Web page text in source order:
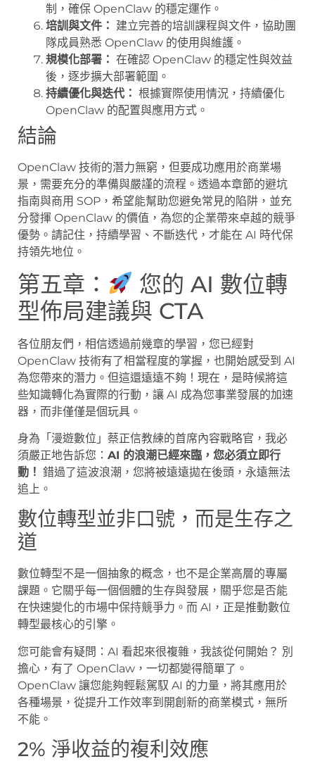
制，確保 OpenClaw 的穩定運作。
培訓與文件： 建立完善的培訓課程與文件，協助團
隊成員熟悉 OpenClaw 的使用與維護。
規模化部署： 在確認 OpenClaw 的穩定性與效益
後，逐步擴大部署範圍。
持續優化與迭代： 根據實際使用情況，持續優化
OpenClaw 的配置與應用方式。
結論
OpenClaw 技術的潛力無窮，但要成功應用於商業場
景，需要充分的準備與嚴謹的流程。透過本章節的避坑
指南與商用 SOP，希望能幫助您避免常見的陷阱，並充
分發揮 OpenClaw 的價值，為您的企業帶來卓越的競爭
優勢。請記住，持續學習、不斷迭代，才能在 AI 時代保
持領先地位。
第五章：
您的 AI 數位轉
型佈局建議與 CTA
各位朋友們，相信透過前幾章的學習，您已經對
OpenClaw 技術有了相當程度的掌握，也開始感受到 AI
為您帶來的潛力。但這還遠遠不夠！現在，是時候將這
些知識轉化為實際的行動，讓 AI 成為您事業發展的加速
器，而非僅僅是個玩具。
身為「漫遊數位」蔡正信教練的首席內容戰略官，我必
須嚴正地告訴您： AI 的浪潮已經來臨，您必須立即行
動！ 錯過了這波浪潮，您將被遠遠拋在後頭，永遠無法
追上。
數位轉型並非口號，而是生存之
道
數位轉型不是一個抽象的概念，也不是企業高層的專屬
課題。它關乎每一個個體的生存與發展，關乎您是否能
在快速變化的市場中保持競爭力。而 AI，正是推動數位
轉型最核心的引擎。
您可能會有疑問：AI 看起來很複雜，我該從何開始？ 別
擔心，有了 OpenClaw，一切都變得簡單了。
OpenClaw 讓您能夠輕鬆駕馭 AI 的力量，將其應用於
各種場景，從提升工作效率到開創新的商業模式，無所
不能。
2% 淨收益的複利效應